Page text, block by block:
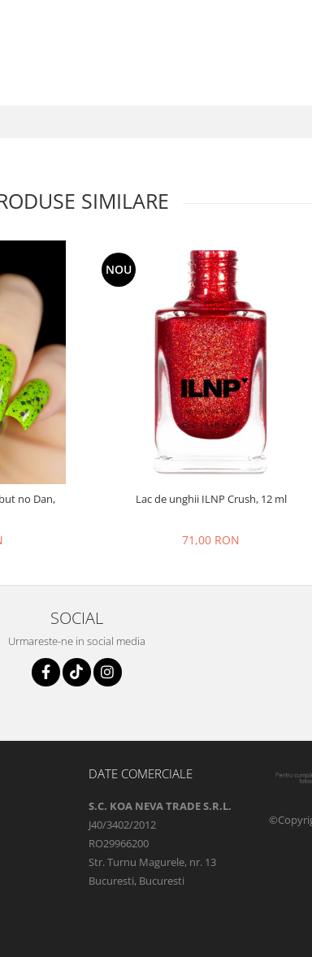
SIMILARE
no Dan,
NOU
Lac de unghii ILNP Crush, 12 ml
71,00 RON
SOCIAL
Urmareste-ne in social media
DATE COMERCIALE
S.C. KOA NEVA TRADE S.R.L.
J40/3402/2012
RO29966200
Str. Turnu Magurele, nr. 13
Bucuresti, Bucuresti